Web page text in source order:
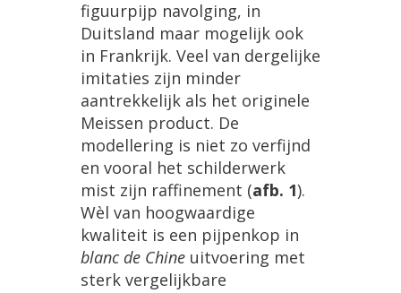
figuurpijp navolging, in
Duitsland maar mogelijk ook
in Frankrijk. Veel van dergelijke
imitaties zijn minder
aantrekkelijk als het originele
Meissen product. De
modellering is niet zo verfijnd
en vooral het schilderwerk
mist zijn raffinement (afb. 1).
Wèl van hoogwaardige
kwaliteit is een pijpenkop in
blanc de Chine uitvoering met
sterk vergelijkbare